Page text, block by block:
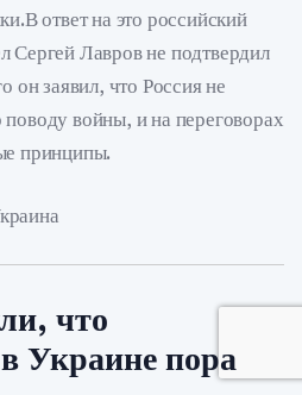
ответ на это российский
Сергей Лавров не подтвердил
он заявил, что Россия не
войны, и на переговорах
принципы.
что
Украине пора